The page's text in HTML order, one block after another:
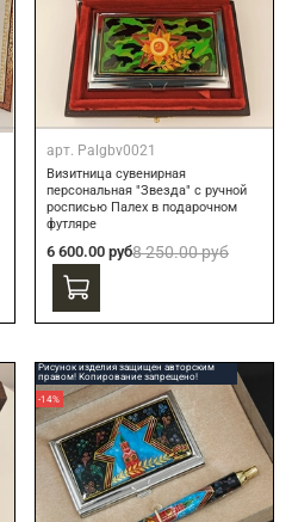
арт. Palgbv0021
Визитница сувенирная
персональная "Звезда" с ручной
росписью Палех в подарочном
футляре
6 600.00 руб8 250.00 руб
Рисунок изделия защищен авторским
правом! Копирование запрещено!
-14%